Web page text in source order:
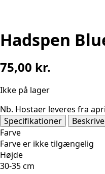
Hadspen
75,00 kr.
Ikke på lager
Nb. Hostaer leveres fra
Specifikationer
Farve
Farve er ikke tilgængelig
Højde
30-35 cm